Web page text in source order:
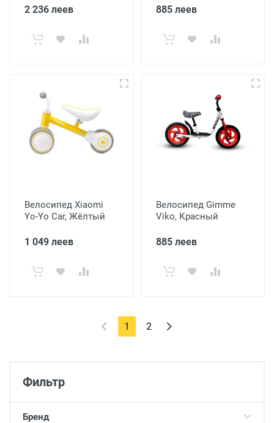
Фильтр
Бренд
2 236 леев 885 леев
Велосипед Xiaomi
Yo-Yo Car, Жёлтый
1 049 леев
Велосипед Gimme
Viko, Красный
885 леев
1 (current)
2